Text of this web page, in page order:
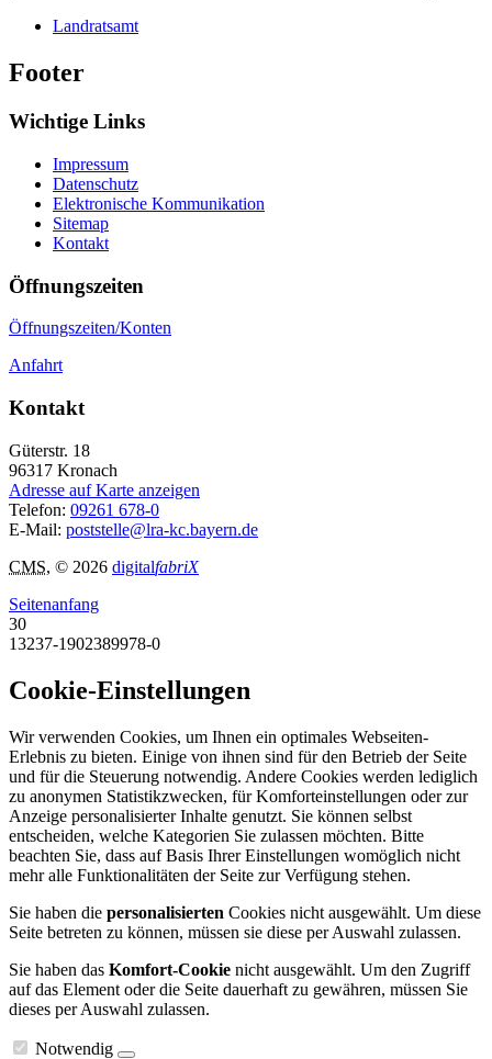
Landratsamt
Footer
Wichtige Links
Impressum
Datenschutz
Elektronische Kommunikation
Sitemap
Kontakt
Öffnungszeiten
Öffnungszeiten/Konten
Anfahrt
Kontakt
Güterstr. 18
96317 Kronach
Adresse auf Karte anzeigen
Telefon: 09261 678-0
E-Mail: poststelle@lra-kc.bayern.de
CMS, © 2026 digitalfabriX
Seitenanfang
30
13237-1902389978-0
Cookie-Einstellungen
Wir verwenden Cookies, um Ihnen ein optimales Webseiten-
Erlebnis zu bieten. Einige von ihnen sind für den Betrieb der Seite
und für die Steuerung notwendig. Andere Cookies werden lediglich
zu anonymen Statistikzwecken, für Komforteinstellungen oder zur
Anzeige personalisierter Inhalte genutzt. Sie können selbst
entscheiden, welche Kategorien Sie zulassen möchten. Bitte
beachten Sie, dass auf Basis Ihrer Einstellungen womöglich nicht
mehr alle Funktionalitäten der Seite zur Verfügung stehen.
Sie haben die personalisierten Cookies nicht ausgewählt. Um diese
Seite betreten zu können, müssen sie diese per Auswahl zulassen.
Sie haben das Komfort-Cookie nicht ausgewählt. Um den Zugriff
auf das Element oder die Seite dauerhaft zu gewähren, müssen Sie
dieses per Auswahl zulassen.
Notwendig